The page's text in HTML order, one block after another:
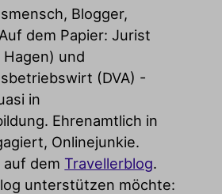
Blogger,
dem Papier: Jurist
Hagen) und
(DVA) -
in
Ehrenamtlich in
Onlinejunkie.
auf dem Travellerblog.
unterstützen möchte: